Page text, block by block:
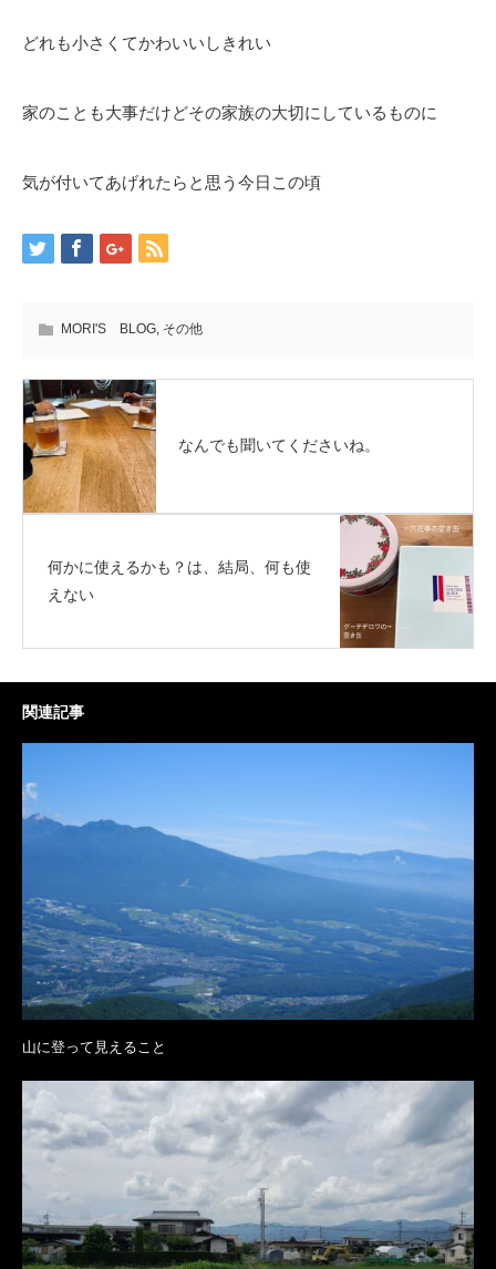
どれも小さくてかわいいしきれい
家のことも大事だけどその家族の大切にしているものに
気が付いてあげれたらと思う今日この頃
MORI'S BLOG, その他
なんでも聞いてくださいね。
何かに使えるかも？は、結局、何も使
えない
関連記事
山に登って見えること